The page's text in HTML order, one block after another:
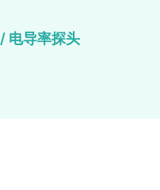
/ 电导率探头